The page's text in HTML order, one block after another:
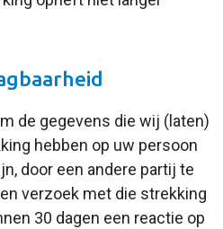
de gegevens die wij (laten)
hebben op uw persoon
door een andere partij te
verzoek met die strekking
30 dagen een reactie op